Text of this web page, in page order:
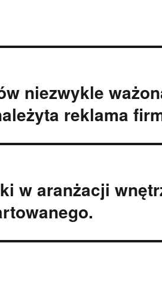
niezwykle
reklama
w aranżacji